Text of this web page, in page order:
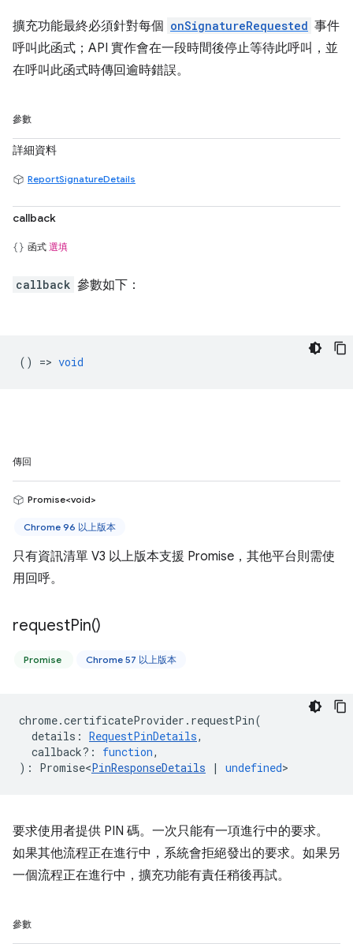
擴充功能最終必須針對每個 onSignatureRequested 事件
呼叫此函式；API 實作會在一段時間後停止等待此呼叫，並
在呼叫此函式時傳回逾時錯誤。
參數
詳細資料
ReportSignatureDetails
callback
函式 選填
callback 參數如下：
() => void
傳回
Promise<void>
Chrome 96 以上版本
只有資訊清單 V3 以上版本支援 Promise，其他平台則需使
用回呼。
requestPin()
Promise Chrome 57 以上版本
chrome.certificateProvider . requestPin(
details : RequestPinDetails,
callback? : function,
) : Promise<PinResponseDetails | undefined>
要求使用者提供 PIN 碼。一次只能有一項進行中的要求。
如果其他流程正在進行中，系統會拒絕發出的要求。如果另
一個流程正在進行中，擴充功能有責任稍後再試。
參數